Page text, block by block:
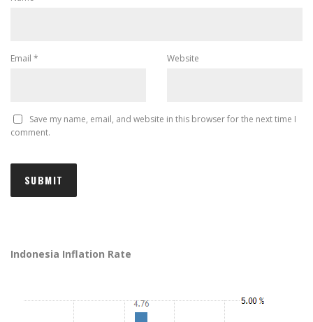
Email * Website
Save my name, email, and website in this browser for the next time I
comment.
Indonesia Inflation Rate